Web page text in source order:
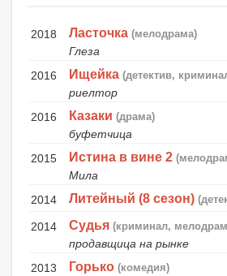
2018 Ласточка (мелодрама)
Глеза
2016
Ищейка (детектив,
риелтор
2016
Казаки (драма)
буфетчица
2015
Истина в вине 2
Мила
2014
Литейный (8 сезон)
2014 Судья (криминал,
продавщица на рынке
2013
Горько (комедия)